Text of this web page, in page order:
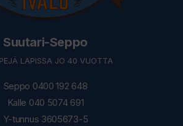
Suutari-Seppo
LAPISSA JO 40 VUOTTA
Seppo 0400 192 648
Kalle 040 5074 691
Y-tunnus 3605673-5